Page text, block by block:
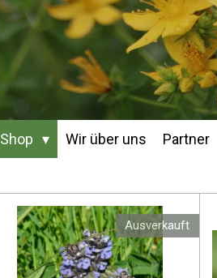
Shop Wir über uns Partner
Ausverkauft